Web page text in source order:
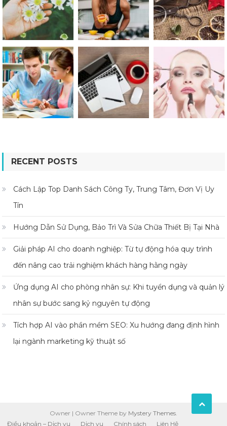
RECENT POSTS
Cách Lập Top Danh Sách Công Ty, Trung Tâm, Đơn Vị Uy
Tín
Hướng Dẫn Sử Dụng, Bảo Trì Và Sửa Chữa Thiết Bị Tại Nhà
Giải pháp AI cho doanh nghiệp: Từ tự động hóa quy trình
đến nâng cao trải nghiệm khách hàng hằng ngày
Ứng dụng AI cho phòng nhân sự: Khi tuyển dụng và quản lý
nhân sự bước sang kỷ nguyên tự động
Tích hợp AI vào phần mềm SEO: Xu hướng đang định hình
lại ngành marketing kỹ thuật số
Owner | Owner Theme by Mystery Themes
Điều khoản – Dịch vụ
Dịch vụ Chính sách Liên Hệ